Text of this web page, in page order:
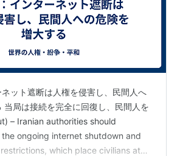
ット遮断は人権を侵害し、民間人へ
当局は接続を完全に回復し、民間人を
– Iranian authorities should
ongoing internet shutdown and
which place civilians at